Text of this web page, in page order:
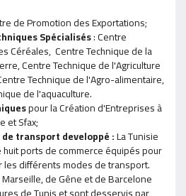
de Promotion des Exportations;
Spécialisés: Centre
Céréales, Centre Technique de la
Centre Technique de l'Agriculture
Technique de l'Agro-alimentaire,
de l'aquaculture.
pour la Création d'Entreprises à
et Sfax;
transport developpé :La Tunisie
ports de commerce équipés pour
les différents modes de transport.
de Gêne et de Barcelone